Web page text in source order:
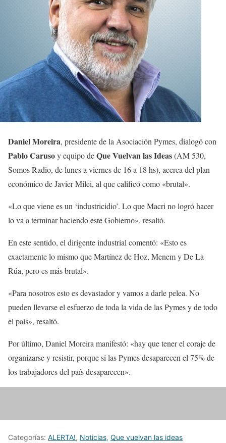
Daniel Moreira, presidente de la Asociación Pymes, dialogó con
Pablo Carusoy equipo deQue Vuelvan las Ideas(AM 530,
Somos Radio, de lunes a viernes de 16 a 18 hs), acerca del plan
económico de Javier Milei, al que calificó como «brutal».
«Lo que viene es un ‘industricidio’. Lo que Macri no logró hacer
lo va a terminar haciendo este Gobierno», resaltó.
En este sentido, el dirigente industrial comentó: «Esto es
exactamente lo mismo que Martínez de Hoz, Menem y De La
Rúa, pero es más brutal».
«Para nosotros esto es devastador y vamos a darle pelea. No
pueden llevarse el esfuerzo de toda la vida de las Pymes y de todo
el país», resaltó.
Por último, Daniel Moreira manifestó: «hay que tener el coraje de
organizarse y resistir, porque si las Pymes desaparecen el 75% de
los trabajadores del país desaparecen».
Categorías: ALERTA!, Noticias, Que vuelvan las ideas